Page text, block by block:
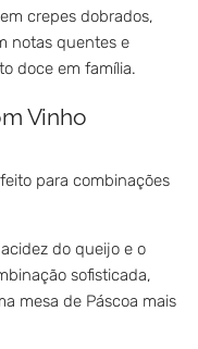
crepes dobrados,
notas quentes e
doce em família.
Vinho
para combinações
do queijo e o
sofisticada,
mesa de Páscoa mais